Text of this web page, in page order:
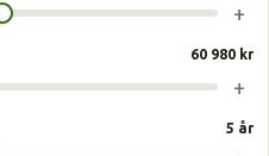
+
60 980 kr
+
5 år